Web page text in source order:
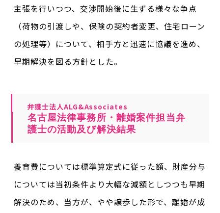
主張を行いつつ、交渉開始後に生ずる様々な争点
（荷物の引渡しや、保険の契約者変更、住宅ローン
の処理等）について、相手方と迅速に協議を進め、
早期解決を図る方針とした。
弁護士法人ALG&Associates
名古屋法律事務所・離婚案件担当弁
護士の活動及び解決結果
養育費については標準算定式に従った額、財産分与
については当初条件より大幅な減額としつつも早期
解決のため、当方が、やや譲歩した形で、離婚が成